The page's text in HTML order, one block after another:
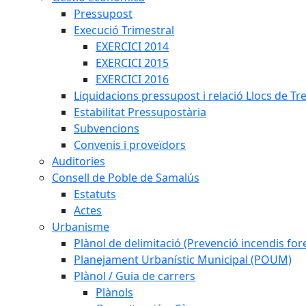
Pressupost
Execució Trimestral
EXERCICI 2014
EXERCICI 2015
EXERCICI 2016
Liquidacions pressupost i relació Llocs de
Estabilitat Pressupostària
Subvencions
Convenis i proveïdors
Auditories
Consell de Poble de Samalús
Estatuts
Actes
Urbanisme
Plànol de delimitació (Prevenció incendis
Planejament Urbanístic Municipal (POUM)
Plànol / Guia de carrers
Plànols